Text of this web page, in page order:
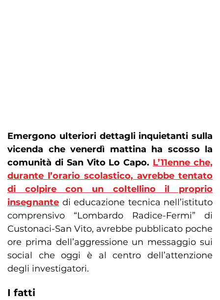
Emergono ulteriori dettagli inquietanti sulla
vicenda che venerdì mattina ha scosso la
comunità di San Vito Lo Capo. L’11enne che,
durante l’orario scolastico, avrebbe tentato
di colpire con un coltellino il proprio
insegnante di educazione tecnica nell’istituto
comprensivo “Lombardo Radice-Fermi” di
Custonaci-San Vito, avrebbe pubblicato poche
ore prima dell’aggressione un messaggio sui
social che oggi è al centro dell’attenzione
degli investigatori.
I fatti